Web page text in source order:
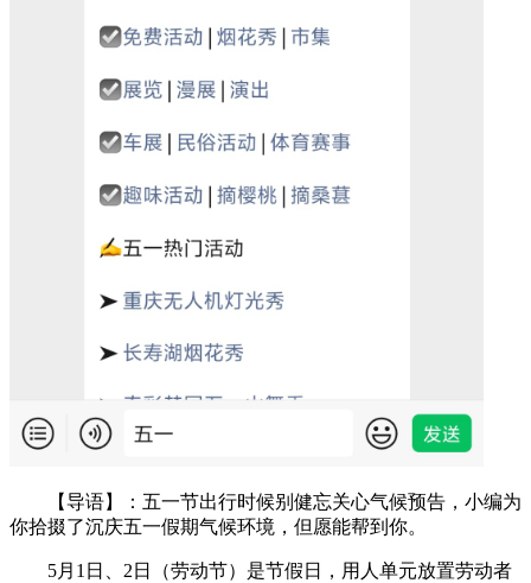
【导语】：五一节出行时候别健忘关心气候预告，小编为
你拾掇了沉庆五一假期气候环境，但愿能帮到你。
5月1日、2日（劳动节）是节假日，用人单元放置劳动者